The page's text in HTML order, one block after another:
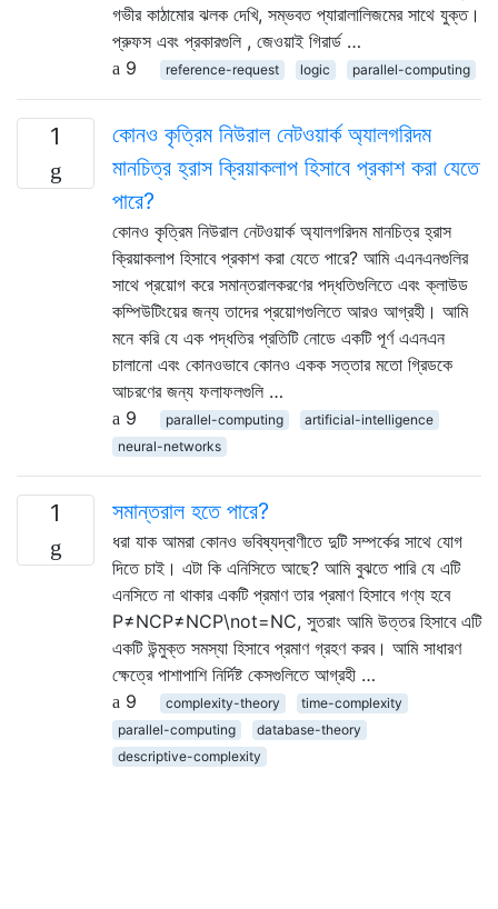
গভীর কাঠামোর ঝলক দেখি, সম্ভবত প্যারালালিজমের সাথে যুক্ত।
প্রুফস এবং প্রকারগুলি , জেওয়াই গিরার্ড …
9
reference-request logic parallel-computing
1
কোনও কৃত্রিম নিউরাল নেটওয়ার্ক অ্যালগরিদম
মানচিত্র হ্রাস ক্রিয়াকলাপ হিসাবে প্রকাশ করা যেতে
পারে?
কোনও কৃত্রিম নিউরাল নেটওয়ার্ক অ্যালগরিদম মানচিত্র হ্রাস
ক্রিয়াকলাপ হিসাবে প্রকাশ করা যেতে পারে? আমি এএনএনগুলির
সাথে প্রয়োগ করে সমান্তরালকরণের পদ্ধতিগুলিতে এবং ক্লাউড
কম্পিউটিংয়ের জন্য তাদের প্রয়োগগুলিতে আরও আগ্রহী। আমি
মনে করি যে এক পদ্ধতির প্রতিটি নোডে একটি পূর্ণ এএনএন
চালানো এবং কোনওভাবে কোনও একক সত্তার মতো গ্রিডকে
আচরণের জন্য ফলাফলগুলি …
9
parallel-computing
artificial-intelligence
neural-networks
1 সমান্তরাল হতে পারে?
ধরা যাক আমরা কোনও ভবিষ্যদ্বাণীতে দুটি সম্পর্কের সাথে যোগ
দিতে চাই। এটা কি এনিসিতে আছে? আমি বুঝতে পারি যে এটি
এনসিতে না থাকার একটি প্রমাণ তার প্রমাণ হিসাবে গণ্য হবে
P≠NCP≠NCP\not=NC, সুতরাং আমি উত্তর হিসাবে এটি
একটি উন্মুক্ত সমস্যা হিসাবে প্রমাণ গ্রহণ করব। আমি সাধারণ
ক্ষেত্রে পাশাপাশি নির্দিষ্ট কেসগুলিতে আগ্রহী …
9
complexity-theory
time-complexity
parallel-computing
database-theory
descriptive-complexity